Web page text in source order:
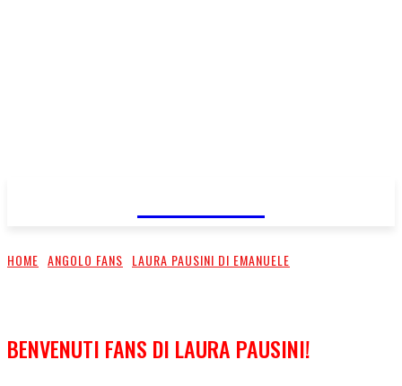
HOME ANGOLO FANS LAURA PAUSINI DI EMANUELE
BENVENUTI FANS DI LAURA PAUSINI!